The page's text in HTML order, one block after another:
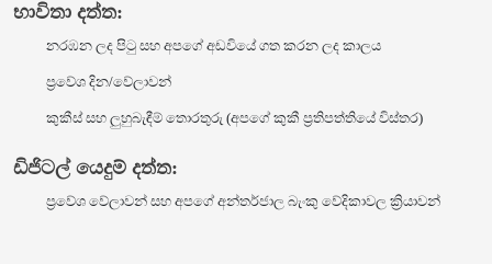
භාවිතා දත්ත:
නරඹන ලද පිටු සහ අපගේ අඩවියේ ගත කරන ලද කාලය
ප්‍රවේශ දින/වේලාවන්
කුකීස් සහ ලුහුබැඳීම් තොරතුරු (අපගේ කුකී ප්‍රතිපත්තියේ විස්තර)
ඩිජිටල් යෙදුම් දත්ත:
ප්‍රවේශ වේලාවන් සහ අපගේ අන්තර්ජාල බැංකු වේදිකාවල ක්‍රියාවන්